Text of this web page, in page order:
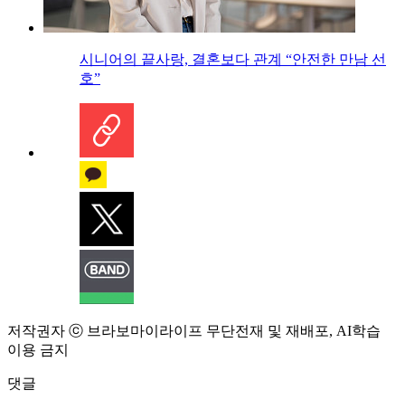
시니어의 끝사랑, 결혼보다 관계 “안전한 만남 선
호”
저작권자 ⓒ 브라보마이라이프 무단전재 및 재배포, AI학습
이용 금지
댓글